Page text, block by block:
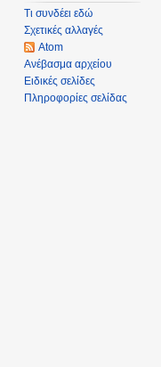
Τι συνδέει εδώ
Σχετικές αλλαγές
Atom
Ανέβασμα αρχείου
Ειδικές σελίδες
Πληροφορίες σελίδας